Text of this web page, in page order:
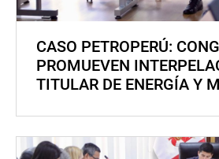
CASO PETROPERÚ:
PROMUEVEN
TITULAR DE ENERGÍA Y